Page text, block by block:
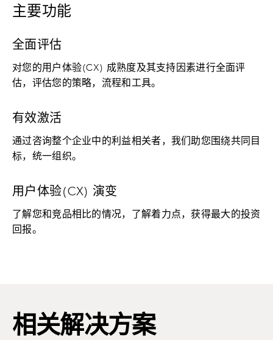
主要功能
全面评估
对您的用户体验(CX) 成熟度及其支持因素进行全面评
估，评估您的策略，流程和工具。
有效激活
通过咨询整个企业中的利益相关者，我们助您围绕共同目
标，统一组织。
用户体验(CX) 演变
了解您和竞品相比的情况，了解着力点，获得最大的投资
回报。
相关解决方案